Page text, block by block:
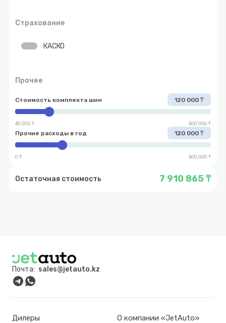
Страхование
КАСКО
Прочее
Стоимость комплекта шин 120 000 ₸
40 000 ₸ 500 000 ₸
Прочие расходы в год 120 000 ₸
0 ₸ 500 000 ₸
Остаточная стоимость 7 910 865 ₸
Почта: sales@jetauto.kz
Дилеры О компании «JetAuto»